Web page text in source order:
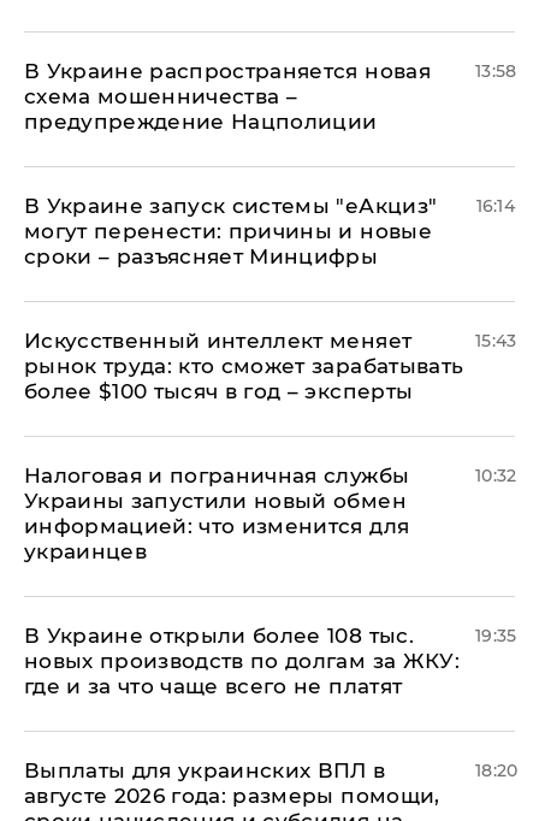
В Украине распространяется новая
схема мошенничества –
предупреждение Нацполиции
13:58
В Украине запуск системы "еАкциз"
могут перенести: причины и новые
сроки – разъясняет Минцифры
16:14
Искусственный интеллект меняет
рынок труда: кто сможет зарабатывать
более $100 тысяч в год – эксперты
15:43
Налоговая и пограничная службы
Украины запустили новый обмен
информацией: что изменится для
украинцев
10:32
В Украине открыли более 108 тыс.
новых производств по долгам за ЖКУ:
где и за что чаще всего не платят
19:35
Выплаты для украинских ВПЛ в
августе 2026 года: размеры помощи,
18:20